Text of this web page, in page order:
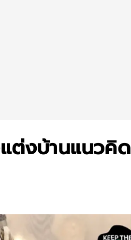
ต่งบ้านแนวคิด